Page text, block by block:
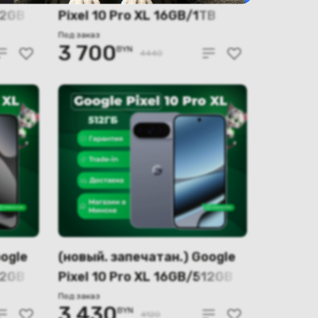
Pixel 10 Pro XL 16GB/1TB
(обсидиан)
Под заказ
3 700BYN 4440
(новый. запечатан.) Google
Pixel 10 Pro XL 16GB/512GB
(лунный камень)
Под заказ
BYN 4120